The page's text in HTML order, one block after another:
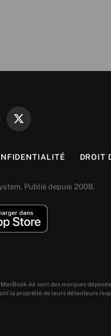
X
DROIT
Publié depuis 2008.
Air sont des marques
la propriété de leurs détenteurs